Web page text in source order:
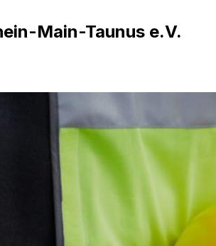
Main-Taunus e.V.